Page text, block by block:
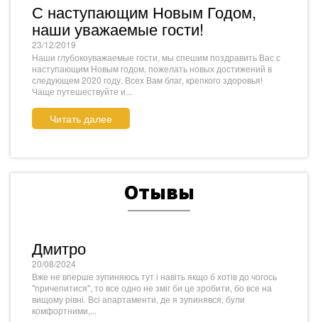
С наступающим Новым Годом,
наши уважаемые гости!
23/12/2019
Наши глубокоуважаемые гости, мы спешим поздравить Вас с
наступающим Новым годом, пожелать новых достижений в
следующем 2020 году. Всех Вам благ, крепкого здоровья!
Чаще путешествуйте и...
Читать далее
Отывы
Дмитро
20/08/2024
Вже не вперше зупиняюсь тут і навіть якщо б хотів до чогось
"причепитися", то все одно не зміг би це зробити, бо все на
вищому рівні. Всі апартаменти, де я зупинявся, були
комфортними,...